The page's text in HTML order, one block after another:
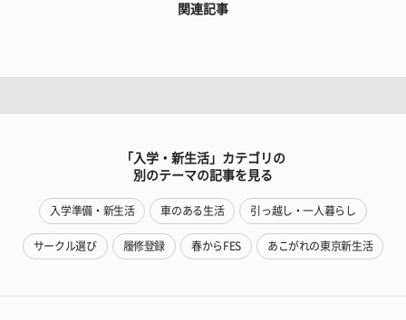
関連記事
「入学・新生活」カテゴリの
別のテーマの記事を見る
入学準備・新生活 車のある生活 引っ越し・一人暮らし
サークル選び 履修登録 春からFES あこがれの東京新生活